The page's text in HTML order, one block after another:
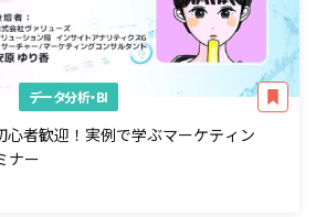
データ分析・BI
心者歓迎！実例で学ぶマーケティン
ナー